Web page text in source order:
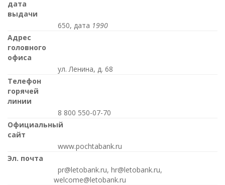
дата
выдачи
650, дата 1990
Адрес
головного
офиса
ул. Ленина, д. 68
Телефон
горячей
линии
8 800 550-07-70
Официальный
сайт
www.pochtabank.ru
Эл. почта
pr@letobank.ru, hr@letobank.ru,
welcome@letobank.ru